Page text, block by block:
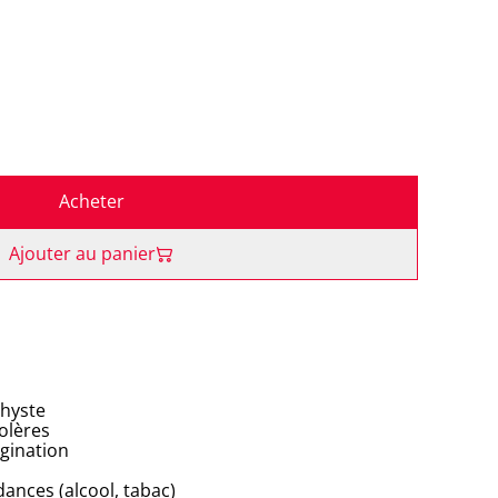
Acheter
Ajouter au panier
(alcool, tabac)